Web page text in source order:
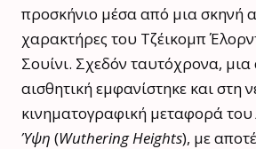
προσκήνιο μέσα από μια σκηνή
χαρακτήρες του Τζέικομπ
Σουίνι. Σχεδόν ταυτόχρονα, μια
αισθητική εμφανίστηκε και στη
κινηματογραφική μεταφορά του
Ύψη (Wuthering Heights), με